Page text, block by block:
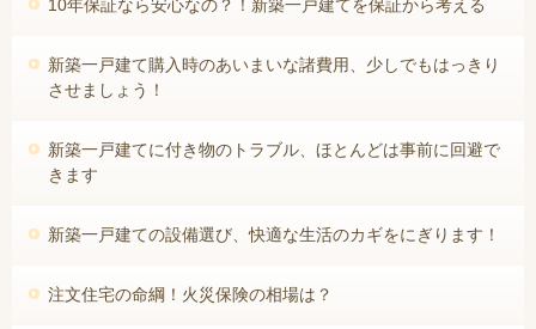
10年保証なら安心なの？！新築一戸建てを保証から考える
新築一戸建て購入時のあいまいな諸費用、少しでもはっきり
させましょう！
新築一戸建てに付き物のトラブル、ほとんどは事前に回避で
きます
新築一戸建ての設備選び、快適な生活のカギをにぎります！
注文住宅の命綱！火災保険の相場は？